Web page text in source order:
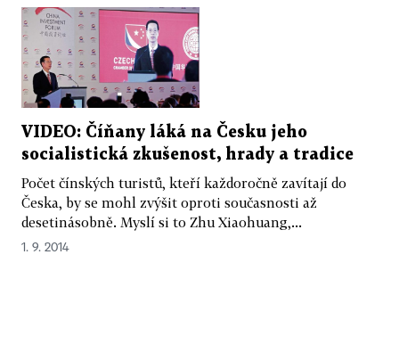
VIDEO: Číňany láká na Česku jeho
socialistická zkušenost, hrady a tradice
Počet čínských turistů, kteří každoročně zavítají do
Česka, by se mohl zvýšit oproti současnosti až
desetinásobně. Myslí si to Zhu Xiaohuang,...
1. 9. 2014